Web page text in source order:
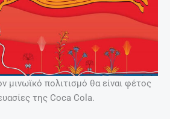
μινωϊκό πολιτισμό θα είναι φέτος
της Coca Cola.